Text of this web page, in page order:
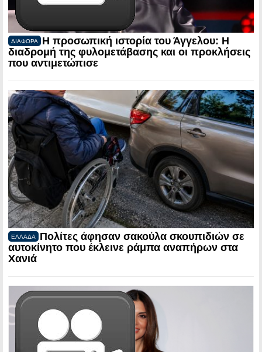
ΔΙΑΦΟΡΑ
Η προσωπική ιστορία του Άγγελου: Η
διαδρομή της φυλομετάβασης και οι προκλήσεις
που αντιμετώπισε
ΕΛΛΑΔΑ
Πολίτες άφησαν σακούλα σκουπιδιών σε
αυτοκίνητο που έκλεινε ράμπα αναπήρων στα
Χανιά